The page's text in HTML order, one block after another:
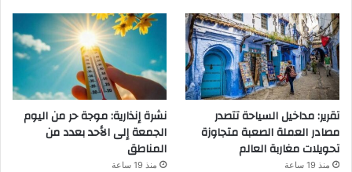
تقرير: مداخيل السياحة تتصدر
مصادر العملة الصعبة متجاوزة
تحويلات مغاربة العالم
منذ 19 ساعة
نشرة إنذارية: موجة حر من اليوم
الجمعة إلى الأحد بعدد من
المناطق
منذ 19 ساعة